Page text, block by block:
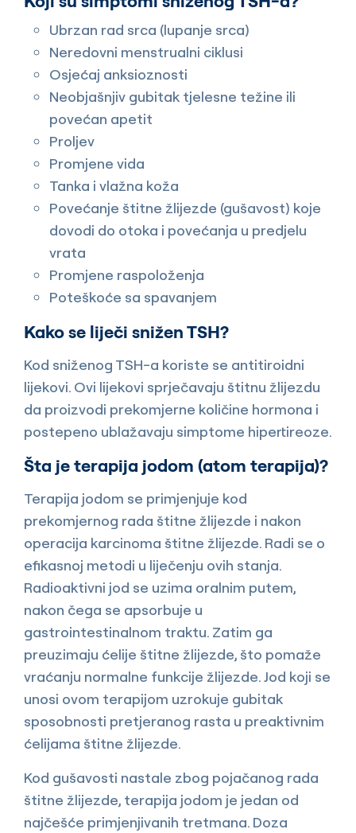
Ubrzan rad srca (lupanje srca)
Neredovni menstrualni ciklusi
Osjećaj anksioznosti
Neobjašnjiv gubitak tjelesne težine ili
povećan apetit
Proljev
Promjene vida
Tanka i vlažna koža
Povećanje štitne žlijezde (gušavost) koje
dovodi do otoka i povećanja u predjelu
vrata
Promjene raspoloženja
Poteškoće sa spavanjem
Kako se liječi snižen TSH?
Kod sniženog TSH-a koriste se antitiroidni
lijekovi. Ovi lijekovi sprječavaju štitnu žlijezdu
da proizvodi prekomjerne količine hormona i
postepeno ublažavaju simptome hipertireoze.
Šta je terapija jodom (atom terapija)?
Terapija jodom se primjenjuje kod
prekomjernog rada štitne žlijezde i nakon
operacija karcinoma štitne žlijezde. Radi se o
efikasnoj metodi u liječenju ovih stanja.
Radioaktivni jod se uzima oralnim putem,
nakon čega se apsorbuje u
gastrointestinalnom traktu. Zatim ga
preuzimaju ćelije štitne žlijezde, što pomaže
vraćanju normalne funkcije žlijezde. Jod koji se
unosi ovom terapijom uzrokuje gubitak
sposobnosti pretjeranog rasta u preaktivnim
ćelijama štitne žlijezde.
Kod gušavosti nastale zbog pojačanog rada
štitne žlijezde, terapija jodom je jedan od
najčešće primjenjivanih tretmana. Doza